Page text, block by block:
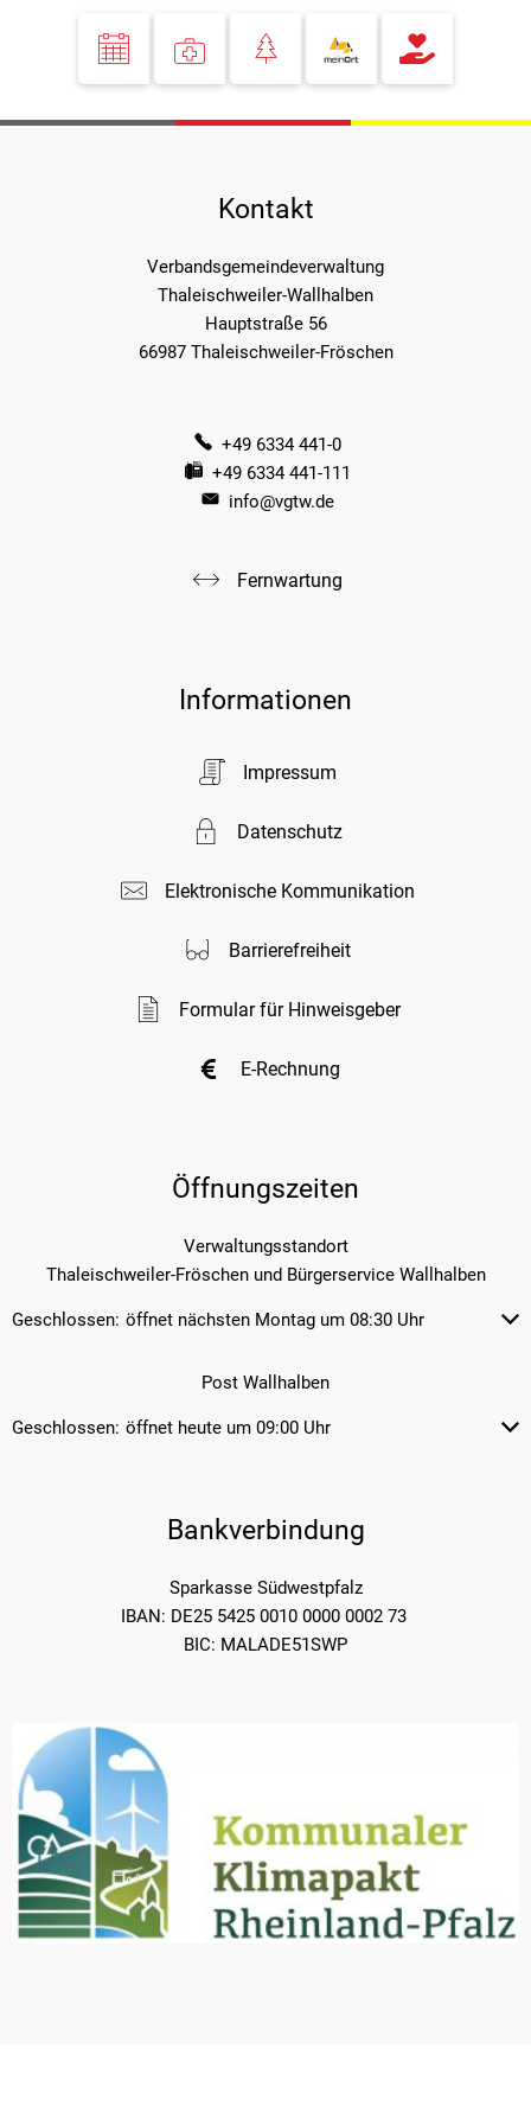
Kontakt
Verbandsgemeindeverwaltung
Thaleischweiler-Wallhalben
Hauptstraße 56
66987 Thaleischweiler-Fröschen
+49 6334 441-0
+49 6334 441-111
info@vgtw.de
Fernwartung
Informationen
Impressum
Datenschutz
Elektronische Kommunikation
Barrierefreiheit
Formular für Hinweisgeber
E-Rechnung
Öffnungszeiten
Verwaltungsstandort
Thaleischweiler-Fröschen und Bürgerservice Wallhalben
Klicken, um weitere Öffnungs-
Geschlossen: öffnet nächsten Montag um 08:30 Uhr
Post Wallhalben
Klicken, um weitere Öffnungs-
Geschlossen: öffnet heute um 09:00 Uhr
Bankverbindung
Sparkasse Südwestpfalz
IBAN: DE25 5425 0010 0000 0002 73
BIC: MALADE51SWP